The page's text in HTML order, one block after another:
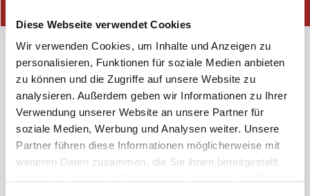
Diese Webseite verwendet Cookies
Wir verwenden Cookies, um Inhalte und Anzeigen zu
personalisieren, Funktionen für soziale Medien anbieten
zu können und die Zugriffe auf unsere Website zu
analysieren. Außerdem geben wir Informationen zu Ihrer
Verwendung unserer Website an unsere Partner für
soziale Medien, Werbung und Analysen weiter. Unsere
Partner führen diese Informationen möglicherweise mit
weiteren Daten zusammen, die Sie ihnen bereitgestellt
Individuelle
Logistiklösungen für
Ihren Bedarf